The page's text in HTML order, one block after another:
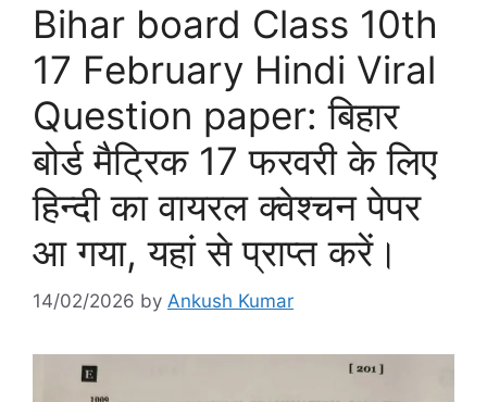
Bihar board Class 10th
17 February Hindi Viral
Question paper: बिहार
बोर्ड मैट्रिक 17 फरवरी के लिए
हिन्दी का वायरल क्वेश्चन पेपर
आ गया, यहां से प्राप्त करें।
14/02/2026 by Ankush Kumar